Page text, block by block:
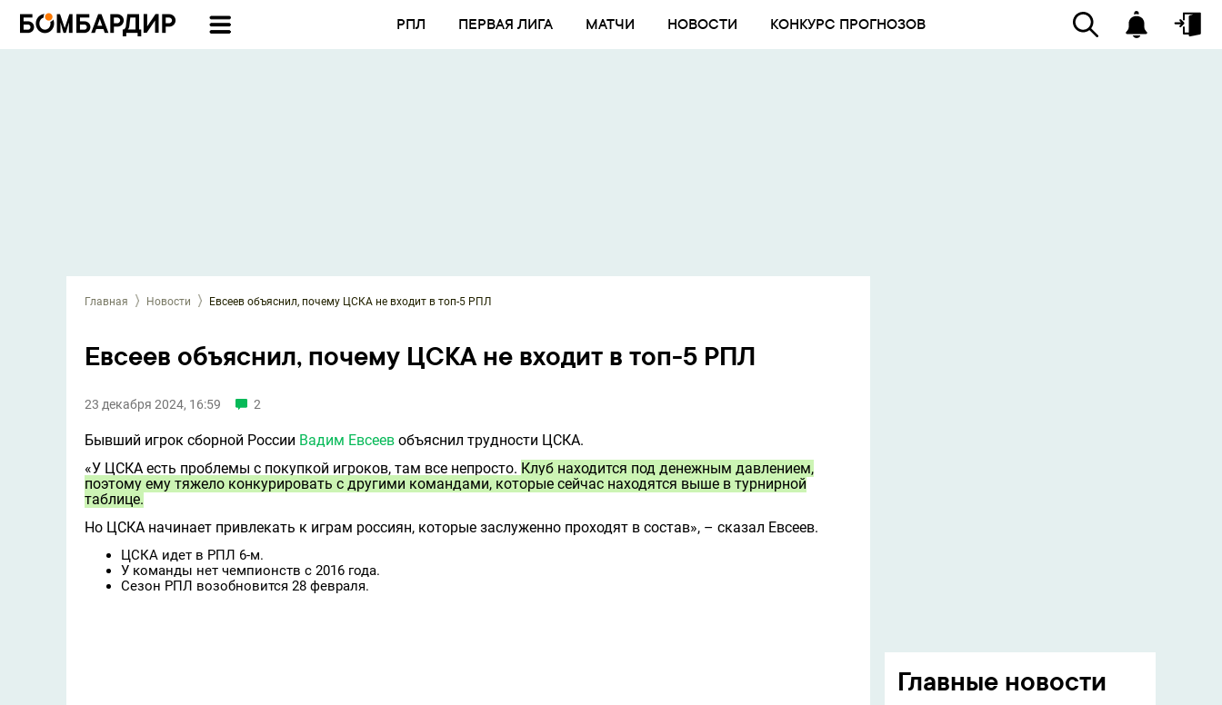
РПЛ ПЕРВАЯ ЛИГА МАТЧИ НОВОСТИ КОНКУРС ПРОГНОЗОВ
Главная Новости Евсеев объяснил, почему ЦСКА не входит в топ-5 РПЛ
Евсеев объяснил, почему ЦСКА не входит в топ-5 РПЛ
23 декабря 2024, 16:59 2
Бывший игрок сборной России Вадим Евсеев объяснил трудности ЦСКА.
«У ЦСКА есть проблемы с покупкой игроков, там всe непросто. Клуб находится под денежным давлением,
поэтому ему тяжело конкурировать с другими командами, которые сейчас находятся выше в турнирной
таблице.
Но ЦСКА начинает привлекать к играм россиян, которые заслуженно проходят в состав», – сказал Евсеев.
ЦСКА идет в РПЛ 6-м.
У команды нет чемпионств с 2016 года.
Сезон РПЛ возобновится 28 февраля.
Главные новости